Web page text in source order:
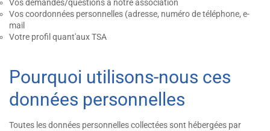
Vos demandes/questions à notre association
Vos coordonnées personnelles (adresse, numéro de téléphone, e-
mail
Votre profil quant'aux TSA
Pourquoi utilisons-nous ces
données personnelles
Toutes les données personnelles collectées sont hébergées par